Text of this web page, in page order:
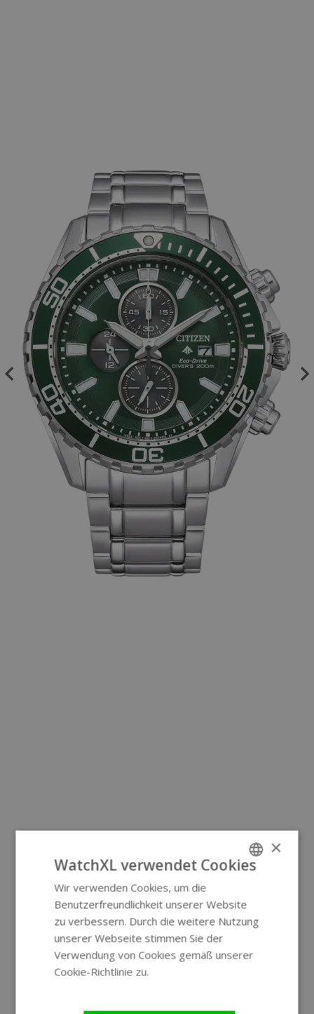
GERMAN
×
WatchXL verwendet Cookies
Wir verwenden Cookies, um die
Benutzerfreundlichkeit unserer Website
zu verbessern. Durch die weitere Nutzung
unserer Webseite stimmen Sie der
Verwendung von Cookies gemäß unserer
Cookie-Richtlinie zu.